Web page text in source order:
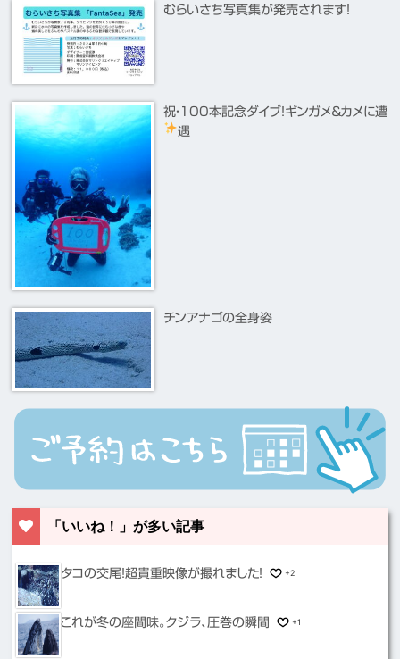
むらいさち写真集が発売されます！
祝・100本記念ダイブ！ギンガメ＆カメに遭
遇
チンアナゴの全身姿
「いいね！」が多い記事
タコの交尾！超貴重映像が撮れました！ +2
これが冬の座間味。クジラ、圧巻の瞬間 +1